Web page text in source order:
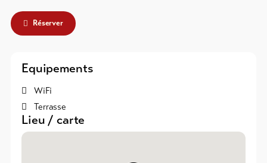
Plus
de
Shops
Vers
Réserver
Equipements
WiFi
Terrasse
Lieu / carte